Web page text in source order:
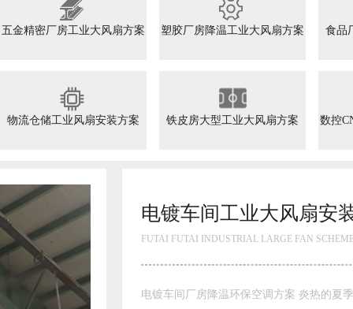
五金精密厂房工业大风扇方案 塑胶厂房降温工业大风扇方案 食品
物流仓储工业风扇安装方案 铁皮房大型工业大风扇方案 数控
电镀车间工业大风扇安装方案
FUTAI FUTAI INDUSTRIAL LARGE FAN SCHEME
电镀车间厂房降温环保空调方案 炎热的夏季来临，你的车间做